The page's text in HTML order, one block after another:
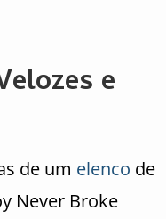
e
de um elenco de
Never Broke